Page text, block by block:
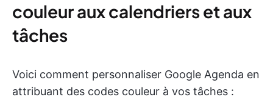
couleur aux calendriers et aux
tâches
Voici comment personnaliser Google Agenda en
attribuant des codes couleur à vos tâches :